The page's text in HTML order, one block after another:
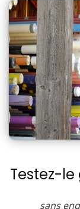
Testez-le
sans